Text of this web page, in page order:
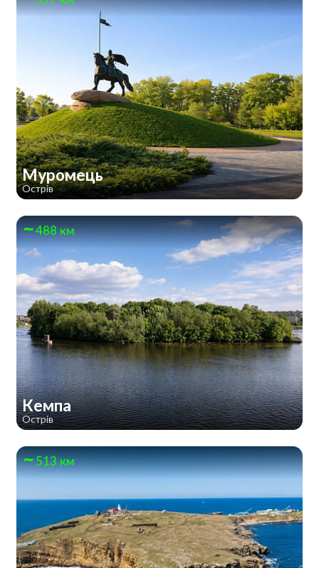
Муромець
Острів
488 км
Кемпа
Острів
513 км